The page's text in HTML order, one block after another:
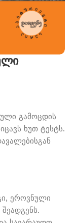
გამოცდის
ხუთ ტესტს.
ეროვნული